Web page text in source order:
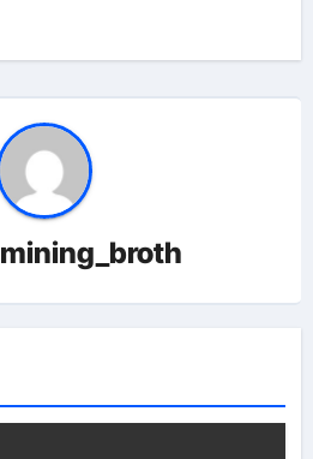
mining_broth